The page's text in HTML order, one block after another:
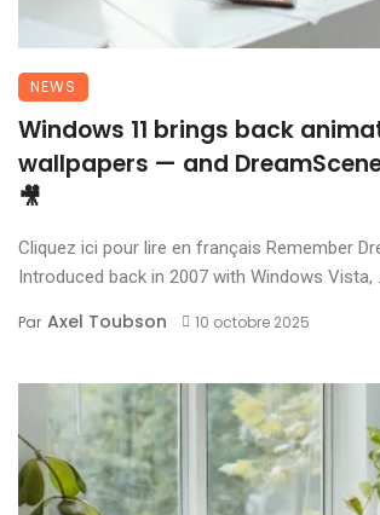
NEWS
Windows 11 brings back
wallpapers — and
🎥
Cliquez ici pour lire en français Remember
Introduced back in 2007 with Windows Vista, ...
Par Axel Toubson 10 octobre 2025